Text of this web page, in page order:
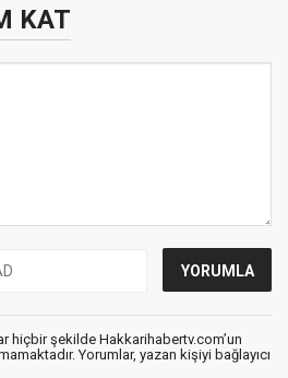
KAT
hiçbir şekilde Hakkarihabertv.com’un
Yorumlar, yazan kişiyi bağlayıcı